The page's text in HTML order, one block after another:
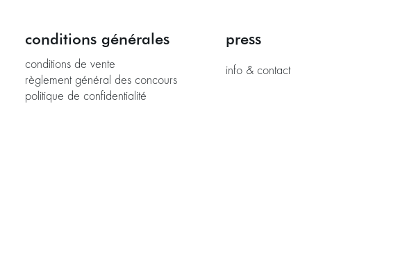
conditions générales
conditions de vente
règlement général des concours
politique de confidentialité
press
info & contact